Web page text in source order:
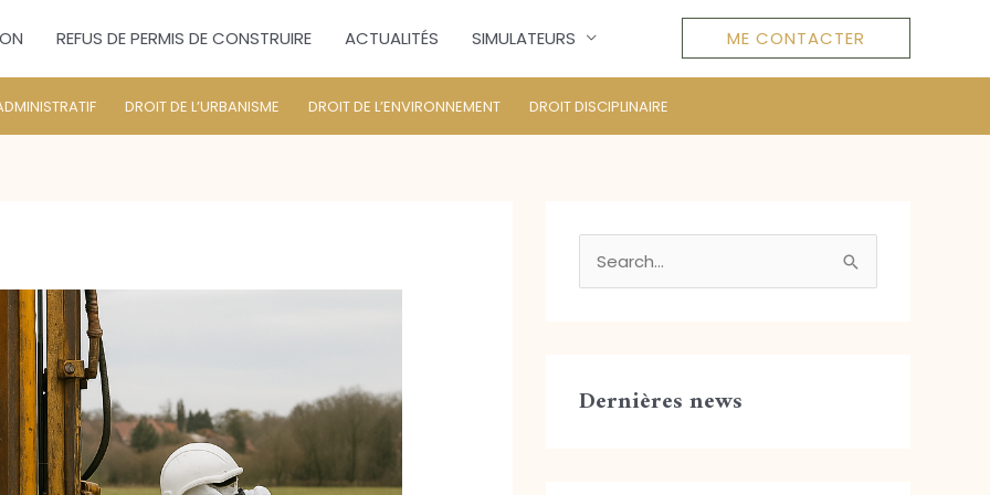
REFUS DE PERMIS DE CONSTRUIRE ACTUALITÉS SIMULATEURS ME CONTACTER
DROIT DE L’URBANISME DROIT DE L’ENVIRONNEMENT DROIT DISCIPLINAIRE
e
Dernières news